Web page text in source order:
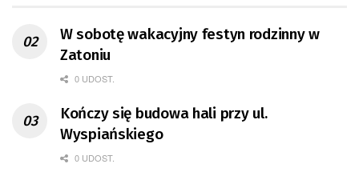
W sobotę wakacyjny festyn rodzinny w
Zatoniu
0 UDOST.
Kończy się budowa hali przy ul.
Wyspiańskiego
0 UDOST.